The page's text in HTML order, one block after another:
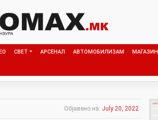
СВЕТ АРСЕНАЛ АВТОМОБИЛИЗАМ МАГАЗИН
Објавено на: July 20, 2022